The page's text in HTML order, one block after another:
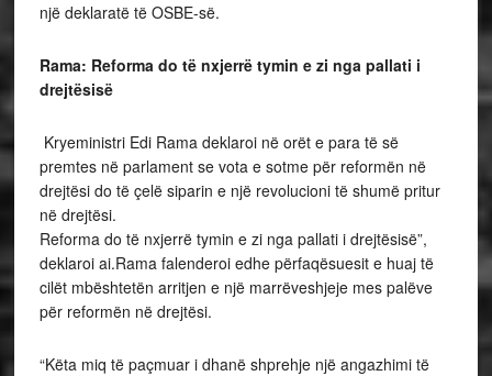
një deklaratë të OSBE-së.
Rama: Reforma do të nxjerrë tymin e zi nga pallati i
drejtësisë
Kryeministri Edi Rama deklaroi në orët e para të së
premtes në parlament se vota e sotme për reformën në
drejtësi do të çelë siparin e një revolucioni të shumë pritur
në drejtësi.
Reforma do të nxjerrë tymin e zi nga pallati i drejtësisë”,
deklaroi ai.Rama falenderoi edhe përfaqësuesit e huaj të
cilët mbështetën arritjen e një marrëveshjeje mes palëve
për reformën në drejtësi.
“Këta miq të paçmuar i dhanë shprehje një angazhimi të